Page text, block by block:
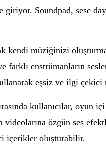
Soundpad, sese
müziğinizi oluşturma
enstrümanların
eşsiz ve ilgi
kullanıcılar, oyun
özgün ses
içerikler oluşturabilir.